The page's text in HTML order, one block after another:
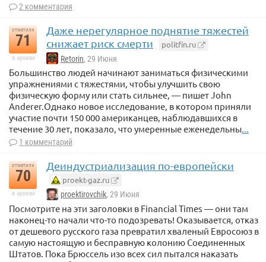
2 комментария
отметили
71
в архиве
Даже нерегулярное поднятие тяжестей
снижает риск смерти
politfin.ru
Retorin, 29 Июня
Большинство людей начинают заниматься физическими
упражнениями с тяжестями, чтобы улучшить свою
физическую форму или стать сильнее, — пишет John
Anderer.Однако новое исследование, в котором приняли
участие почти 150 000 американцев, наблюдавшихся в
течение 30 лет, показало, что умеренные еженедельны...
1 комментарий
отметили
70
в архиве
Деиндустриализация по-европейски
proekt-gaz.ru
proektirovchik, 29 Июня
Посмотрите на эти заголовки в Financial Times — они там
наконец-то начали что-то подозревать! Оказывается, отказ
от дешевого русского газа превратил хваленый Евросоюз в
самую настоящую и бесправную колонию Соединенных
Штатов. Пока Брюссель изо всех сил пытался наказать